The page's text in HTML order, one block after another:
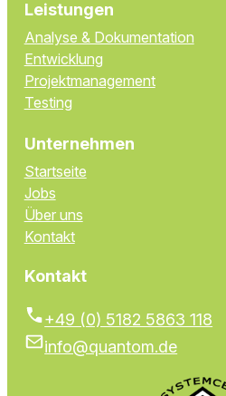
Leistungen
Analyse & Dokumentation
Entwicklung
Projekt­management
Testing
Unternehmen
Startseite
Jobs
Über uns
Kontakt
Kontakt
+49 (0) 5182 5863 118
info@quantom.de